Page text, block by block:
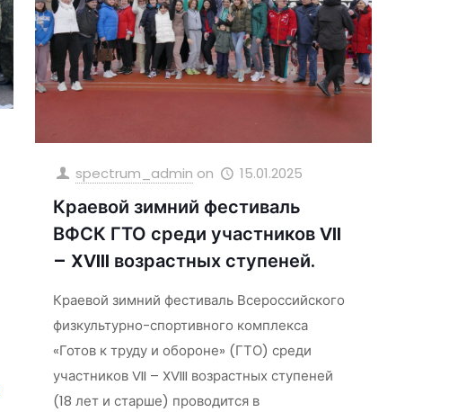
spectrum_admin on 15.01.2025
Краевой зимний фестиваль
ВФСК ГТО среди участников VII
– XVIII возрастных ступеней.
Краевой зимний фестиваль Всероссийского
физкультурно-спортивного комплекса
«Готов к труду и обороне» (ГТО) среди
участников VII – XVIII возрастных ступеней
(18 лет и старше) проводится в